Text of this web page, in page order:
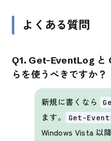
よくある質問
Q1. Get-EventLog と
らを使うべきですか？
新規に書くなら
ます。
Get-
Windows Vista 以